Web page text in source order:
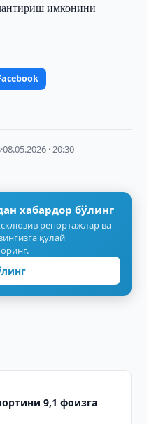
имконини
·08.05.2026 · 20:30
хабардор бўлинг
репортажлар ва
қулай
9,1 фоизга